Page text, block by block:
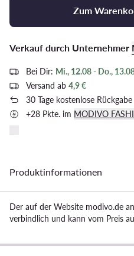
Zum
Verkauf durch Unternehmer
Bei Dir: Mi., 12.08 - Do.,
Versand ab 4,9 €
30 Tage kostenlose Rückgabe
+28 Pkte. im MODIVO
Produktinformationen
Der auf der Website modivo.de
verbindlich und kann vom Preis